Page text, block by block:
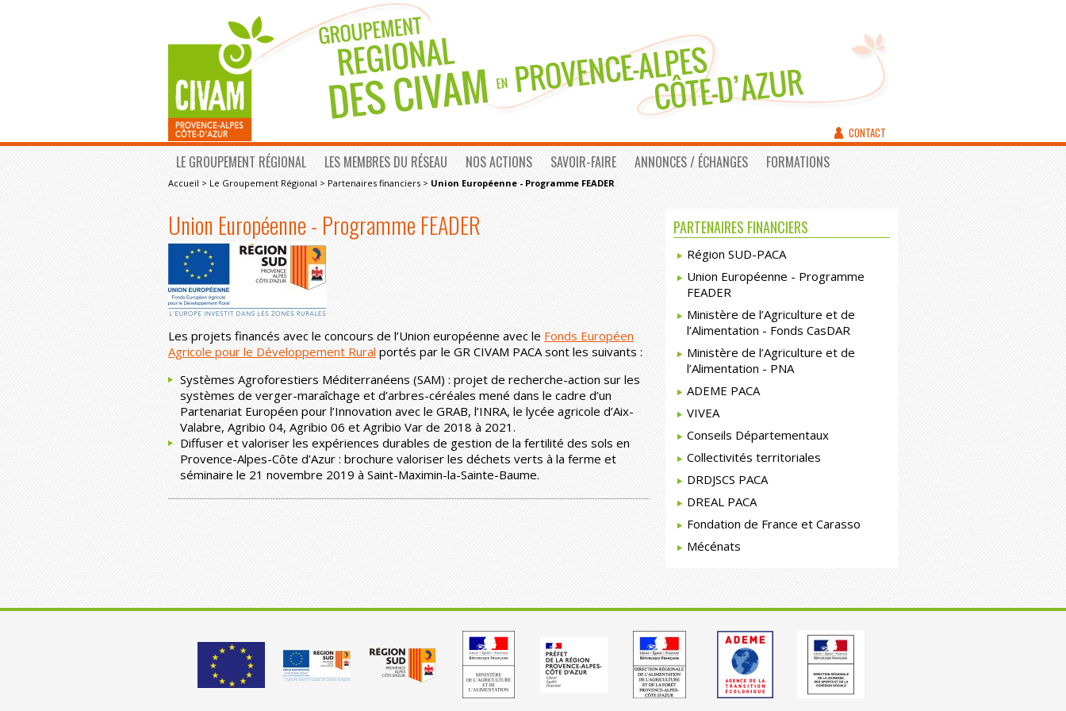
CONTACT
LE GROUPEMENT RÉGIONAL LES MEMBRES DU RÉSEAU NOS ACTIONS SAVOIR-FAIRE ANNONCES / ÉCHANGES FORMATIONS
Accueil > Le Groupement Régional > Partenaires financiers > Union Européenne - Programme FEADER
Union Européenne - Programme FEADER
Les projets financés avec le concours de l’Union européenne avec le Fonds Européen
Agricole pour le Développement Rural portés par le GR CIVAM PACA sont les suivants :
Systèmes Agroforestiers Méditerranéens (SAM) : projet de recherche-action sur les
systèmes de verger-maraîchage et d’arbres-céréales mené dans le cadre d’un
Partenariat Européen pour l’Innovation avec le GRAB, l’INRA, le lycée agricole d’Aix-
Valabre, Agribio 04, Agribio 06 et Agribio Var de 2018 à 2021.
Diffuser et valoriser les expériences durables de gestion de la fertilité des sols en
Provence-Alpes-Côte d’Azur : brochure valoriser les déchets verts à la ferme et
séminaire le 21 novembre 2019 à Saint-Maximin-la-Sainte-Baume.
PARTENAIRES FINANCIERS
Région SUD-PACA
Union Européenne - Programme
FEADER
Ministère de l’Agriculture et de
l’Alimentation - Fonds CasDAR
Ministère de l’Agriculture et de
l’Alimentation - PNA
ADEME PACA
VIVEA
Conseils Départementaux
Collectivités territoriales
DRDJSCS PACA
DREAL PACA
Fondation de France et Carasso
Mécénats